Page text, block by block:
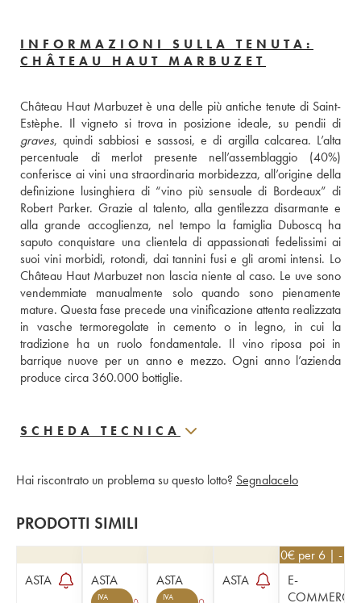
INFORMAZIONI SULLA TENUTA:
CHÂTEAU HAUT MARBUZET
Château Haut Marbuzet è una delle più antiche tenute di Saint-
graves, quindi sabbiosi e sassosi, e di argilla calcarea. L’alta
percentuale di merlot presente nell’assemblaggio (40%)
conferisce ai vini una straordinaria morbidezza, all’origine della
definizione lusinghiera di “vino più sensuale di Bordeaux” di
Robert Parker. Grazie al talento, alla gentilezza disarmante e
alla grande accoglienza, nel tempo la famiglia Duboscq ha
saputo conquistare una clientela di appassionati fedelissimi ai
suoi vini morbidi, rotondi, dai tannini fusi e gli aromi intensi. Lo
Château Haut Marbuzet non lascia niente al caso. Le uve sono
vendemmiate manualmente solo quando sono pienamente
mature. Questa fase precede una vinificazione attenta realizzata
in vasche termoregolate in cemento o in legno, in cui la
tradizione ha un ruolo fondamentale. Il vino riposa poi in
barrique nuove per un anno e mezzo. Ogni anno l’azienda
produce circa 360.000 bottiglie.
SCHEDA TECNICA
Hai riscontrato un problema su questo lotto? Segnalacelo
PRODOTTI SIMILI
ASTA ASTA
IVA
ASTA
IVA
ASTA
40,50€ per 6 | -
E-
COMMERCE